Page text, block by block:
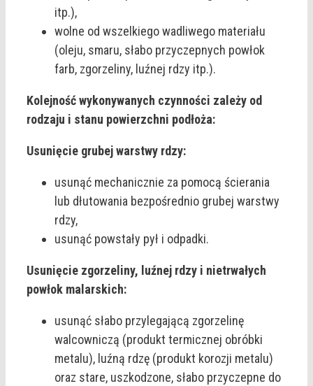
itp.),
wolne od wszelkiego wadliwego materiału
(oleju, smaru, słabo przyczepnych powłok
farb, zgorzeliny, luźnej rdzy itp.).
Kolejność wykonywanych czynności zależy od
rodzaju i stanu powierzchni podłoża:
Usunięcie grubej warstwy rdzy:
usunąć mechanicznie za pomocą ścierania
lub dłutowania bezpośrednio grubej warstwy
rdzy,
usunąć powstały pył i odpadki.
Usunięcie zgorzeliny, luźnej rdzy i nietrwałych
powłok malarskich:
usunąć słabo przylegającą zgorzelinę
walcowniczą (produkt termicznej obróbki
metalu), luźną rdzę (produkt korozji metalu)
oraz stare, uszkodzone, słabo przyczepne do